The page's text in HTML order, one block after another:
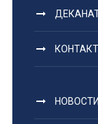
КОНТАКТ
НОВОСТИ